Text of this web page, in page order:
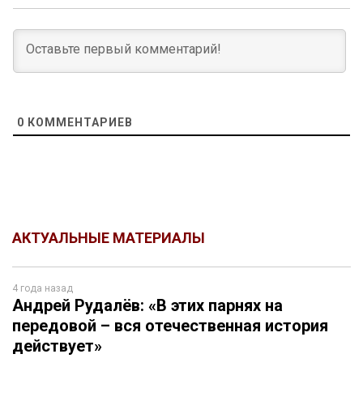
0 КОММЕНТАРИЕВ
АКТУАЛЬНЫЕ МАТЕРИАЛЫ
4 года назад
Андрей Рудалёв: «В этих парнях на
передовой – вся отечественная история
действует»